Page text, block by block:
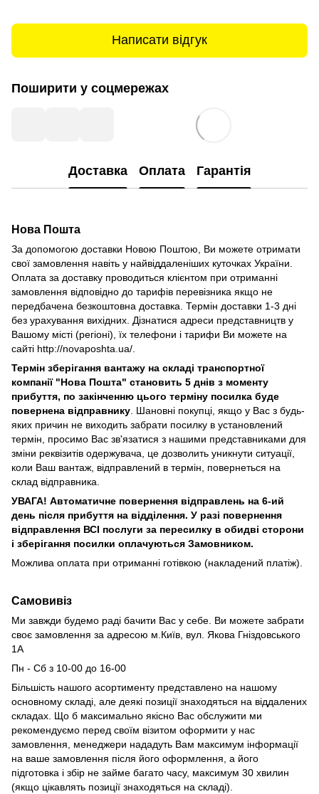
Написати відгук
Поширити у соцмережах
Доставка Оплата Гарантія
Нова Пошта
За допомогою доставки Новою Поштою, Ви можете отримати
свої замовлення навіть у найвіддаленіших куточках України.
Оплата за доставку проводиться клієнтом при отриманні
замовлення відповідно до тарифів перевізника якщо не
передбачена безкоштовна доставка. Термін доставки 1-3 дні
без урахування вихідних. Дізнатися адреси представництв у
Вашому місті (регіоні), їх телефони і тарифи Ви можете на
сайті http://novaposhta.ua/.
Термін зберігання вантажу на складі транспортної
компанії "Нова Пошта" становить 5 днів з моменту
прибуття, по закінченню цього терміну посилка буде
повернена відправнику. Шановні покупці, якщо у Вас з будь-
яких причин не виходить забрати посилку в установлений
термін, просимо Вас зв'язатися з нашими представниками для
зміни реквізитів одержувача, це дозволить уникнути ситуації,
коли Ваш вантаж, відправлений в термін, повернеться на
склад відправника.
УВАГА! Автоматичне повернення відправлень на 6-ий
день після прибуття на відділення. У разі повернення
відправлення ВСІ послуги за пересилку в обидві сторони
і зберігання посилки оплачуються Замовником.
Можлива оплата при отриманні готівкою (накладений платіж).
Самовивіз
Ми завжди будемо раді бачити Вас у себе. Ви можете забрати
своє замовлення за адресою м.Київ, вул. Якова Гніздовського
1А
Пн - Сб з 10-00 до 16-00
Більшість нашого асортименту представлено на нашому
основному складі, але деякі позиції знаходяться на віддалених
складах. Що б максимально якісно Вас обслужити ми
рекомендуємо перед своїм візитом оформити у нас
замовлення, менеджери нададуть Вам максимум інформації
на ваше замовлення після його оформлення, а його
підготовка і збір не займе багато часу, максимум 30 хвилин
(якщо цікавлять позиції знаходяться на складі).